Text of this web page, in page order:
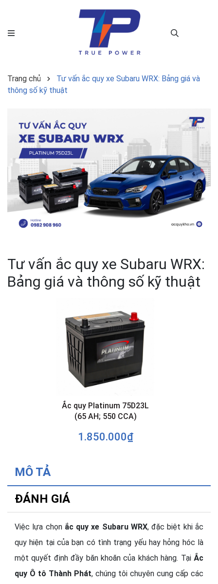
Trang chủ
Tư vấn ắc quy xe Subaru WRX: Bảng giá và
thông số kỹ thuật
Tư vấn ắc quy xe Subaru WRX:
Bảng giá và thông số kỹ thuật
Ắc quy Platinum 75D23L
(65 AH; 550 CCA)
1.850.000₫
MÔ TẢ
ĐÁNH GIÁ
Việc lựa chọn ắc quy xe Subaru WRX, đặc biệt khi ắc
quy hiện tại của bạn có tình trạng yếu hay hỏng hóc là
một quyết định đầy băn khoăn của khách hàng. Tại Ắc
quy Ô tô Thành Phát, chúng tôi chuyên cung cấp các